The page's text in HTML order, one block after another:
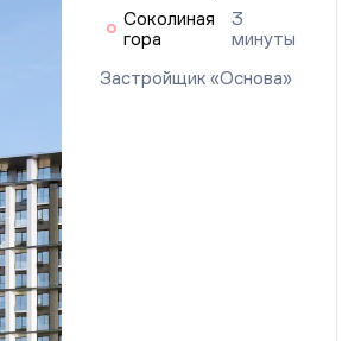
Соколиная
гора
3
минуты
Застройщик «Основа»